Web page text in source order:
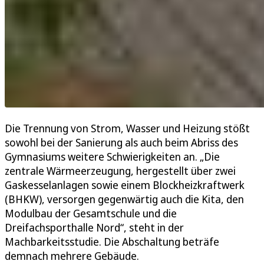
Die Trennung von Strom, Wasser und Heizung stößt
sowohl bei der Sanierung als auch beim Abriss des
Gymnasiums weitere Schwierigkeiten an. „Die
zentrale Wärmeerzeugung, hergestellt über zwei
Gaskesselanlagen sowie einem Blockheizkraftwerk
(BHKW), versorgen gegenwärtig auch die Kita, den
Modulbau der Gesamtschule und die
Dreifachsporthalle Nord“, steht in der
Machbarkeitsstudie. Die Abschaltung beträfe
demnach mehrere Gebäude.